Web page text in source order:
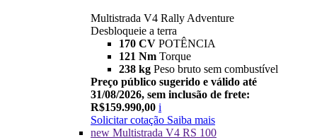
Multistrada V4 Rally Adventure
Desbloqueie a terra
170 CV POTÊNCIA
121 Nm Torque
238 kg Peso bruto sem combustível
Preço público sugerido e válido até
31/08/2026, sem inclusão de frete:
R$159.990,00 i
Solicitar cotação Saiba mais
new Multistrada V4 RS 100